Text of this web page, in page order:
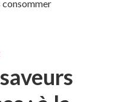
consommer